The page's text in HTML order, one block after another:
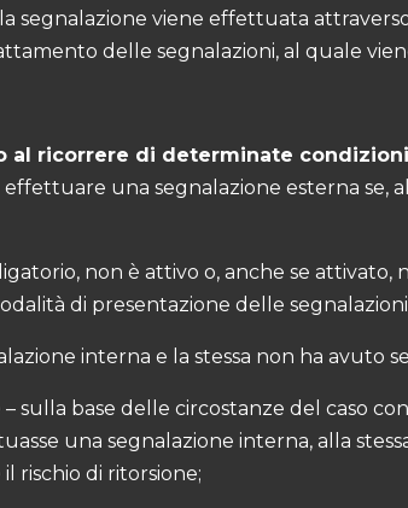
segnalazione viene effettuata
delle segnalazioni, al quale
al ricorrere di determinate
una segnalazione esterna se,
non è attivo o, anche se attivato,
di presentazione delle
interna e la stessa non ha avuto
sulla base delle circostanze del caso
una segnalazione interna, alla
rischio di ritorsione;